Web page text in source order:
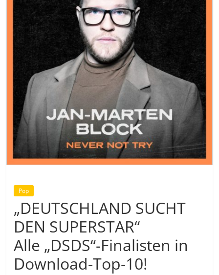
Pop
„DEUTSCHLAND SUCHT
DEN SUPERSTAR“
Alle „DSDS“-Finalisten in
Download-Top-10!